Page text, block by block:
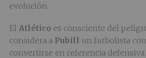
evolución.
El Atléticoes consciente del
considera a Pubill un futbolista
convertirse en referencia